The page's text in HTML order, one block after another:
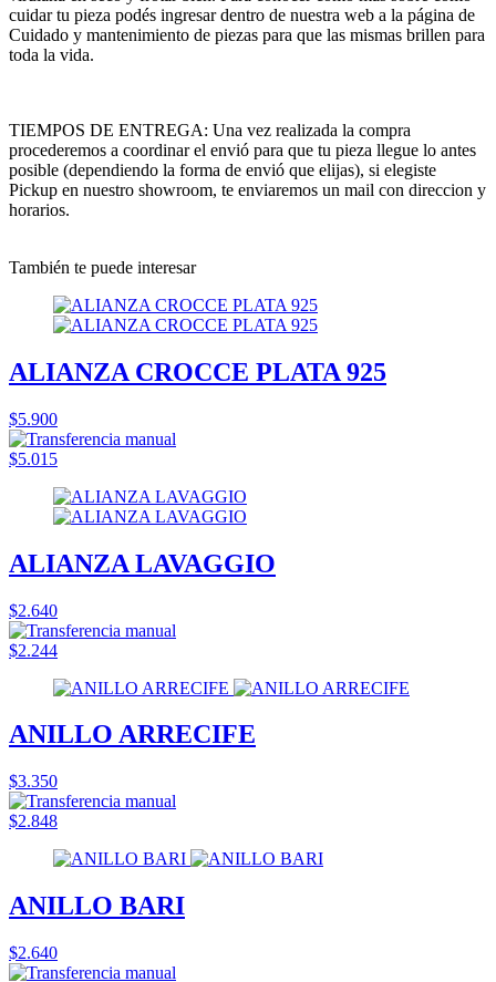
cuidar tu pieza podés ingresar dentro de nuestra web a la página de
Cuidado y mantenimiento de piezas para que las mismas brillen para
toda la vida.
TIEMPOS DE ENTREGA: Una vez realizada la compra
procederemos a coordinar el envió para que tu pieza llegue lo antes
posible (dependiendo la forma de envió que elijas), si elegiste
Pickup en nuestro showroom, te enviaremos un mail con direccion y
horarios.
También te puede interesar
ALIANZA CROCCE PLATA 925
$5.900
$5.015
ALIANZA LAVAGGIO
$2.640
$2.244
ANILLO ARRECIFE
$3.350
$2.848
ANILLO BARI
$2.640